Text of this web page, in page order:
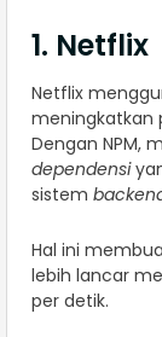
1. Netflix
Netflix
meningkatkan
Dengan NPM,
dependensi
sistem
Hal ini
lebih lancar
per detik.